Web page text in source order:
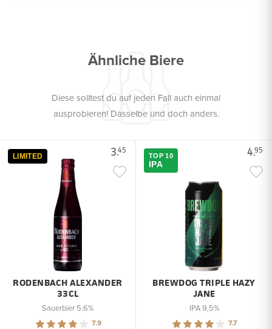
Ähnliche Biere
Diese solltest du auf jeden Fall auch einmal
ausprobieren! Dasselbe und doch anders.
3.45
LIMITED
RODENBACH ALEXANDER
33CL
Sauerbier 5.6%
7.9
4.95
TOP 10
IPA
BREWDOG TRIPLE HAZY
JANE
IPA 9,5%
7.7